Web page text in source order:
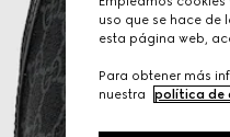
uso que se hace de
esta página web,
Para obtener más
nuestra
política de